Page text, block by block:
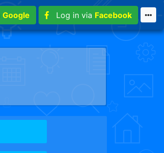
Google Log in via Facebook